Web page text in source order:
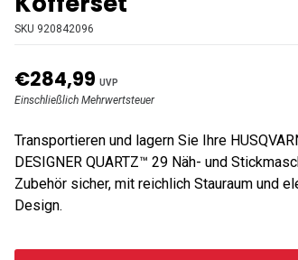
SKU 920842096
€284,99 UVP
Einschließlich Mehrwertsteuer
Transportieren und lagern Sie Ihre
DESIGNER QUARTZ™ 29 Näh- und
Zubehör sicher, mit reichlich Stauraum und
Design.